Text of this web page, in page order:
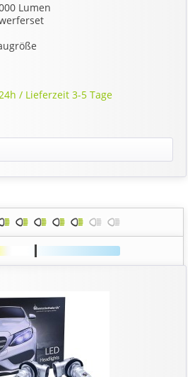
Lumen
/ Lieferzeit 3-5 Tage